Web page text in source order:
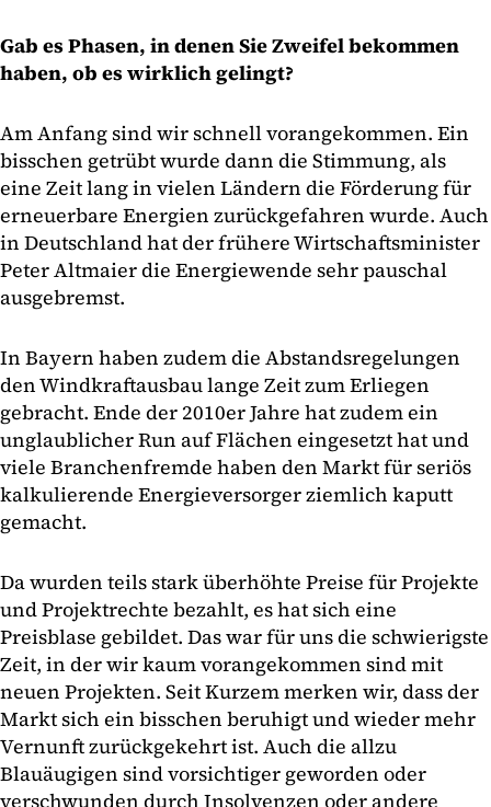
Gab es Phasen, in denen Sie Zweifel bekommen
haben, ob es wirklich gelingt?
Am Anfang sind wir schnell vorangekommen. Ein
bisschen getrübt wurde dann die Stimmung, als
eine Zeit lang in vielen Ländern die Förderung für
erneuerbare Energien zurückgefahren wurde. Auch
in Deutschland hat der frühere Wirtschaftsminister
Peter Altmaier die Energiewende sehr pauschal
ausgebremst.
In Bayern haben zudem die Abstandsregelungen
den Windkraftausbau lange Zeit zum Erliegen
gebracht. Ende der 2010er Jahre hat zudem ein
unglaublicher Run auf Flächen eingesetzt hat und
viele Branchenfremde haben den Markt für seriös
kalkulierende Energieversorger ziemlich kaputt
gemacht.
Da wurden teils stark überhöhte Preise für Projekte
und Projektrechte bezahlt, es hat sich eine
Preisblase gebildet. Das war für uns die schwierigste
Zeit, in der wir kaum vorangekommen sind mit
neuen Projekten. Seit Kurzem merken wir, dass der
Markt sich ein bisschen beruhigt und wieder mehr
Vernunft zurückgekehrt ist. Auch die allzu
Blauäugigen sind vorsichtiger geworden oder
verschwunden durch Insolvenzen oder andere